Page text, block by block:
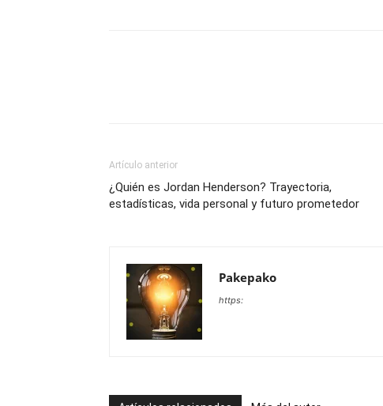
Artículo anterior
¿Quién es Jordan Henderson? Trayectoria,
estadísticas, vida personal y futuro prometedor
Pakepako
https: